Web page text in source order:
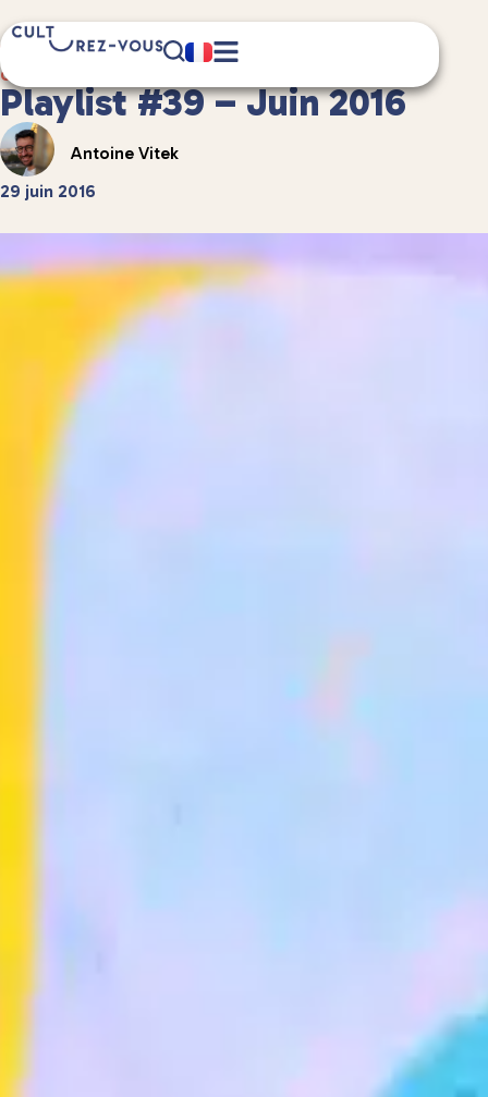
Culture
3 minute(s) de lecture
Playlist #39 – Juin 2016
Antoine Vitek
29 juin 2016